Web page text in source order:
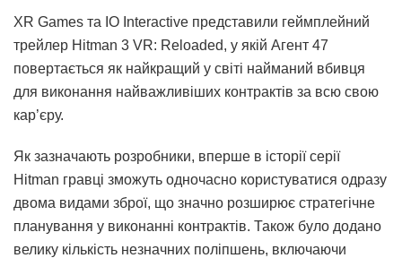
XR Games та IO Interactive представили геймплейний
трейлер Hitman 3 VR: Reloaded, у якій Агент 47
повертається як найкращий у світі найманий вбивця
для виконання найважливіших контрактів за всю свою
кар’єру.
Як зазначають розробники, вперше в історії серії
Hitman гравці зможуть одночасно користуватися одразу
двома видами зброї, що значно розширює стратегічне
планування у виконанні контрактів. Також було додано
велику кількість незначних поліпшень, включаючи